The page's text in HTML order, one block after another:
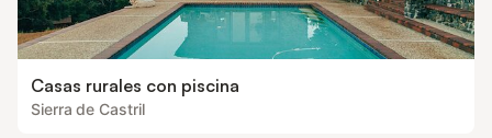
Casas rurales con piscina
Sierra de Castril